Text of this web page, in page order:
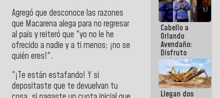
Agregó que desconoce las razones
que Macarena alega para no regresar
al país y reiteró que "yo no le he
ofrecido a nadie y a ti menos; ¡no se
quién eres!".
"¡Te están estafando! Y si
depositaste que te devuelvan tu
Cabello a
Orlando
Avendaño:
Disfruto
cada vez
que escribes
porque lo
que haces
es
Llegan dos